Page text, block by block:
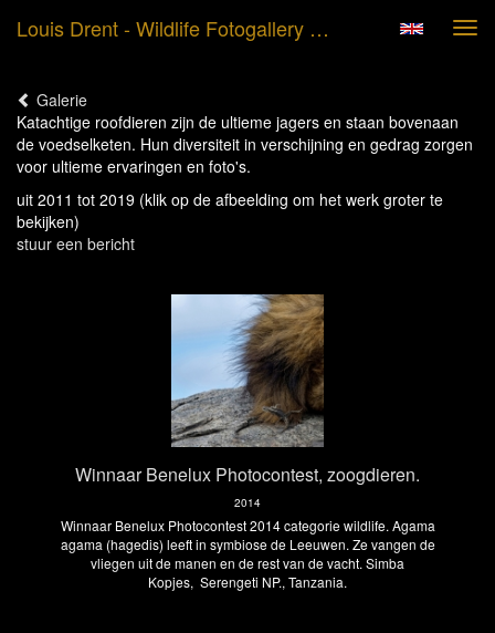
Louis Drent - Wildlife Fotogallery Afrika Katachtigen
Galerie
Katachtige roofdieren zijn de ultieme jagers en staan bovenaan
de voedselketen. Hun diversiteit in verschijning en gedrag zorgen
voor ultieme ervaringen en foto's.
uit 2011 tot 2019 (klik op de afbeelding om het werk groter te
bekijken)
stuur een bericht
Winnaar Benelux Photocontest, zoogdieren.
2014
Winnaar Benelux Photocontest 2014 categorie wildlife. Agama
agama (hagedis) leeft in symbiose de Leeuwen. Ze vangen de
vliegen uit de manen en de rest van de vacht. Simba
Kopjes, Serengeti NP., Tanzania.